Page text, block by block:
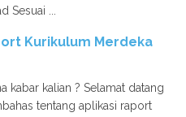
...
Kurikulum Merdeka
kabar kalian ? Selamat datang
tentang aplikasi raport